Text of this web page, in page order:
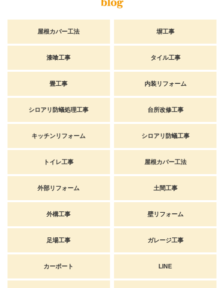
屋根カバー工法 塀工事
漆喰工事 タイル工事
畳工事 内装リフォーム
シロアリ防蟻処理工事 台所改修工事
キッチンリフォーム シロアリ防蟻工事
トイレ工事 屋根カバー工法
外部リフォーム 土間工事
外構工事 壁リフォーム
足場工事 ガレージ工事
カーポート LINE